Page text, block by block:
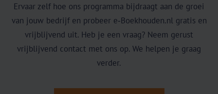
Ervaar zelf hoe ons programma bijdraagt aan de groei
van jouw bedrijf en probeer e‑Boekhouden.nl gratis en
vrijblijvend uit. Heb je een vraag? Neem gerust
vrijblijvend contact met ons op. We helpen je graag
verder.